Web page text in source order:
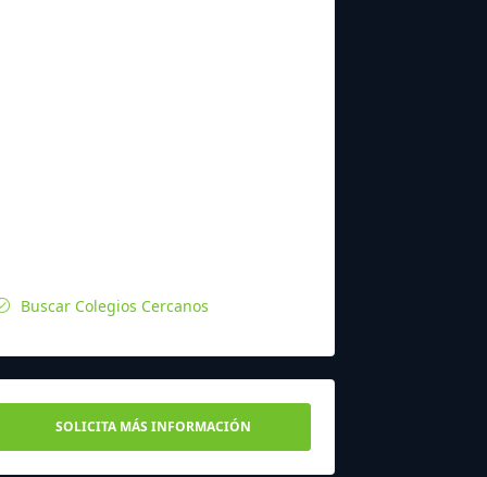
Buscar Colegios Cercanos
SOLICITA MÁS INFORMACIÓN